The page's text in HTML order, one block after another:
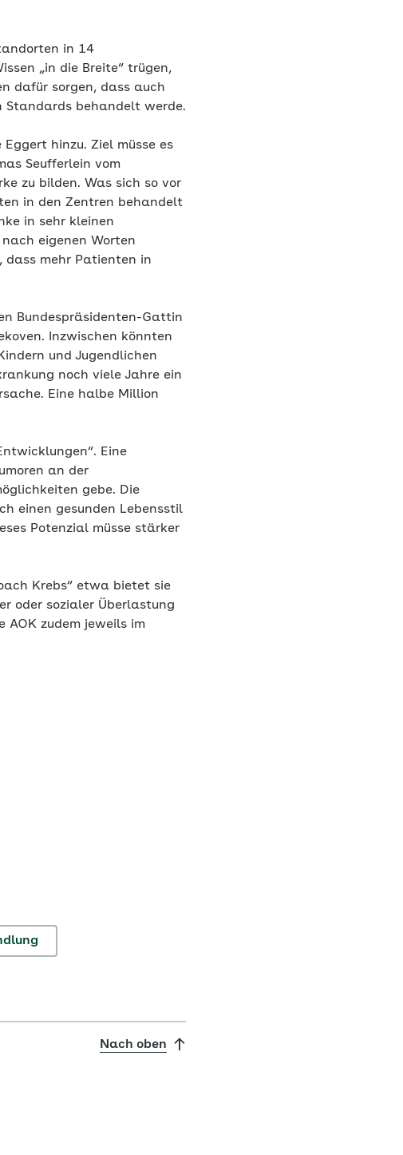
in 14
„in die Breite“ trügen,
dafür sorgen, dass auch
Standards behandelt werde.
hinzu. Ziel müsse es
Seufferlein vom
zu bilden. Was sich so vor
in den Zentren behandelt
in sehr kleinen
eigenen Worten
dass mehr Patienten in
Bundespräsidenten-Gattin
Inzwischen könnten
und Jugendlichen
noch viele Jahre ein
Eine halbe Million
Eine
an der
gebe. Die
einen gesunden Lebensstil
Potenzial müsse stärker
Krebs“ etwa bietet sie
oder sozialer Überlastung
AOK zudem jeweils im
Nach oben